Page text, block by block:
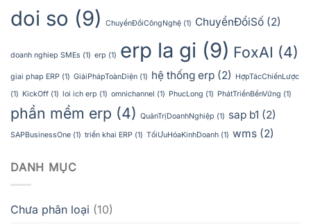
doi so (9) ChuyểnĐổiCôngNghệ (1) ChuyểnĐổiSố (2)
doanh nghiep SMEs (1) erp (1) erp la gi (9) FoxAI (4)
giai phap ERP (1) GiảiPhápToànDiện (1) hệ thống erp (2)
HợpTácChiếnLược
(1) KickOff (1) loi ich erp (1) omnichannel (1) PhucLong (1) PhátTriểnBềnVững (1)
phần mềm erp (4) QuảnTrịDoanhNghiệp (1) sap b1 (2)
SAPBusinessOne (1) triển khai ERP (1) TốiƯuHóaKinhDoanh (1) wms (2)
DANH MỤC
Chưa phân loại (10)